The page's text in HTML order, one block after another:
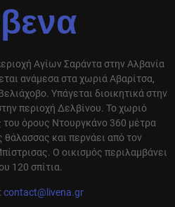
Αγίων Σαράντα στην Αλβανία
ανάμεσα στα χωριά Αβαρίτσα,
Υπάγεται διοικητικά στην
περιοχή Δελβίνου. Το χωριό
του όρους Ντουργκάνο 360 μέτρα
και περνάει από τον
Ο οικισμός περιλαμβάνει
120 σπίτια.
contact@livena.gr